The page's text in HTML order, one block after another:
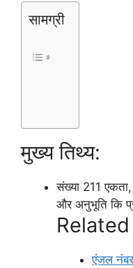
सामग्री
मुख्य तिथ्य:
संख्या 211
और अनुभूति कि
एंजल